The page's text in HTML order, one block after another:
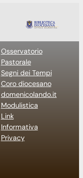
Osservatorio
Pastorale
Segni dei Tempi
Coro diocesano
domenicolando.it
Modulistica
Link
Informativa
Privacy